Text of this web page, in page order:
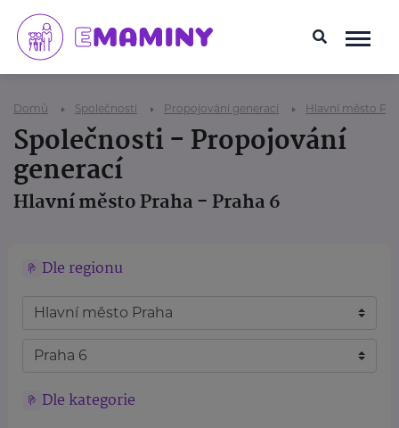
Domů Společnosti Propojování generací Hlavní město
Společnosti - Propojování
generací
Hlavní město Praha - Praha 6
Dle regionu
Dle kategorie